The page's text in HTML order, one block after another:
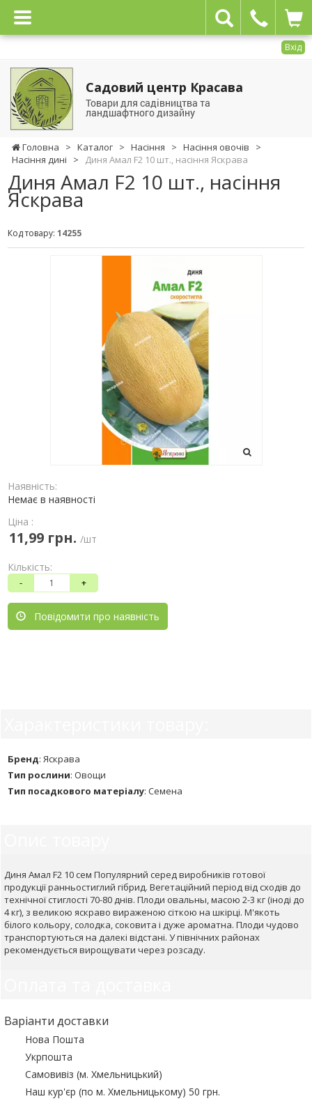
Вхід
Садовий центр Красава
Товари для садівництва та
ландшафтного дизайну
Головна > Каталог > Насіння > Насіння овочів
>
Насіння дині
> Диня Амал F2 10 шт., насіння Яскрава
Диня Амал F2 10 шт., насіння
Яскрава
Код товару: 14255
Наявність:
Немає в наявності
Ціна :
11,99 грн. /шт
Кількість:
- +
Повідомити про наявність
Бренд: Яскрава
Тип рослини: Овощи
Тип посадкового матеріалу: Семена
Диня Амал F2 10 сем Популярний серед виробників готової
продукції ранньостиглий гібрид. Вегетаційний період від сходів до
технічної стиглості 70-80 днів. Плоди овальны, масою 2-3 кг (іноді до
4 кг), з великою яскраво вираженою сіткою на шкірці. М'якоть
білого кольору, солодка, соковита і дуже ароматна. Плоди чудово
транспортуються на далекі відстані. У північних районах
рекомендується вирощувати через розсаду.
Варіанти доставки
Нова Пошта
Укрпошта
Самовивіз (м. Хмельницький)
Наш кур'єр (по м. Хмельницькому) 50 грн.